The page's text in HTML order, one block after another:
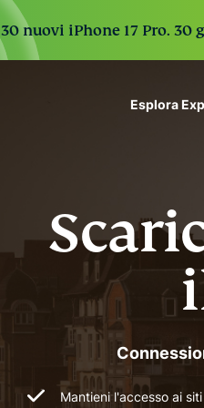
30 nuovi iPhone 17 Pro.
Esplora
scale.
Mantieni l'accesso ai